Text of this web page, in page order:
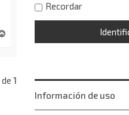
a
de1
Recordar
Información de uso